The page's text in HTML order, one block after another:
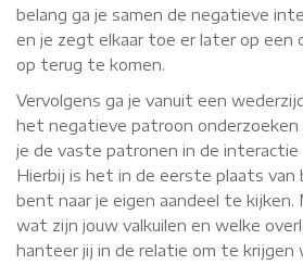
belang ga je samen de negatieve
en je zegt elkaar toe er later op een
op terug te komen.
Vervolgens ga je vanuit een
het negatieve patroon
je de vaste patronen in de interactie
Hierbij is het in de eerste plaats van
bent naar je eigen aandeel te
wat zijn jouw valkuilen en welke
hanteer jij in de relatie om te krijgen